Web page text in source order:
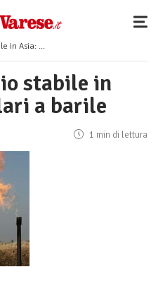
dollari a barile
stabile in
a barile
1 min di lettura